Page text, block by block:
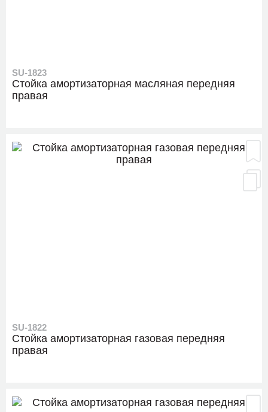
SU-1823
Стойка амортизаторная масляная передняя
правая
SU-1822
Стойка амортизаторная газовая передняя
правая